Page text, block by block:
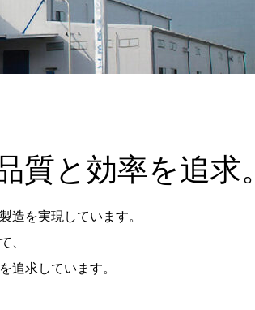
質と効率を追求。
を実現しています。
、
求しています。